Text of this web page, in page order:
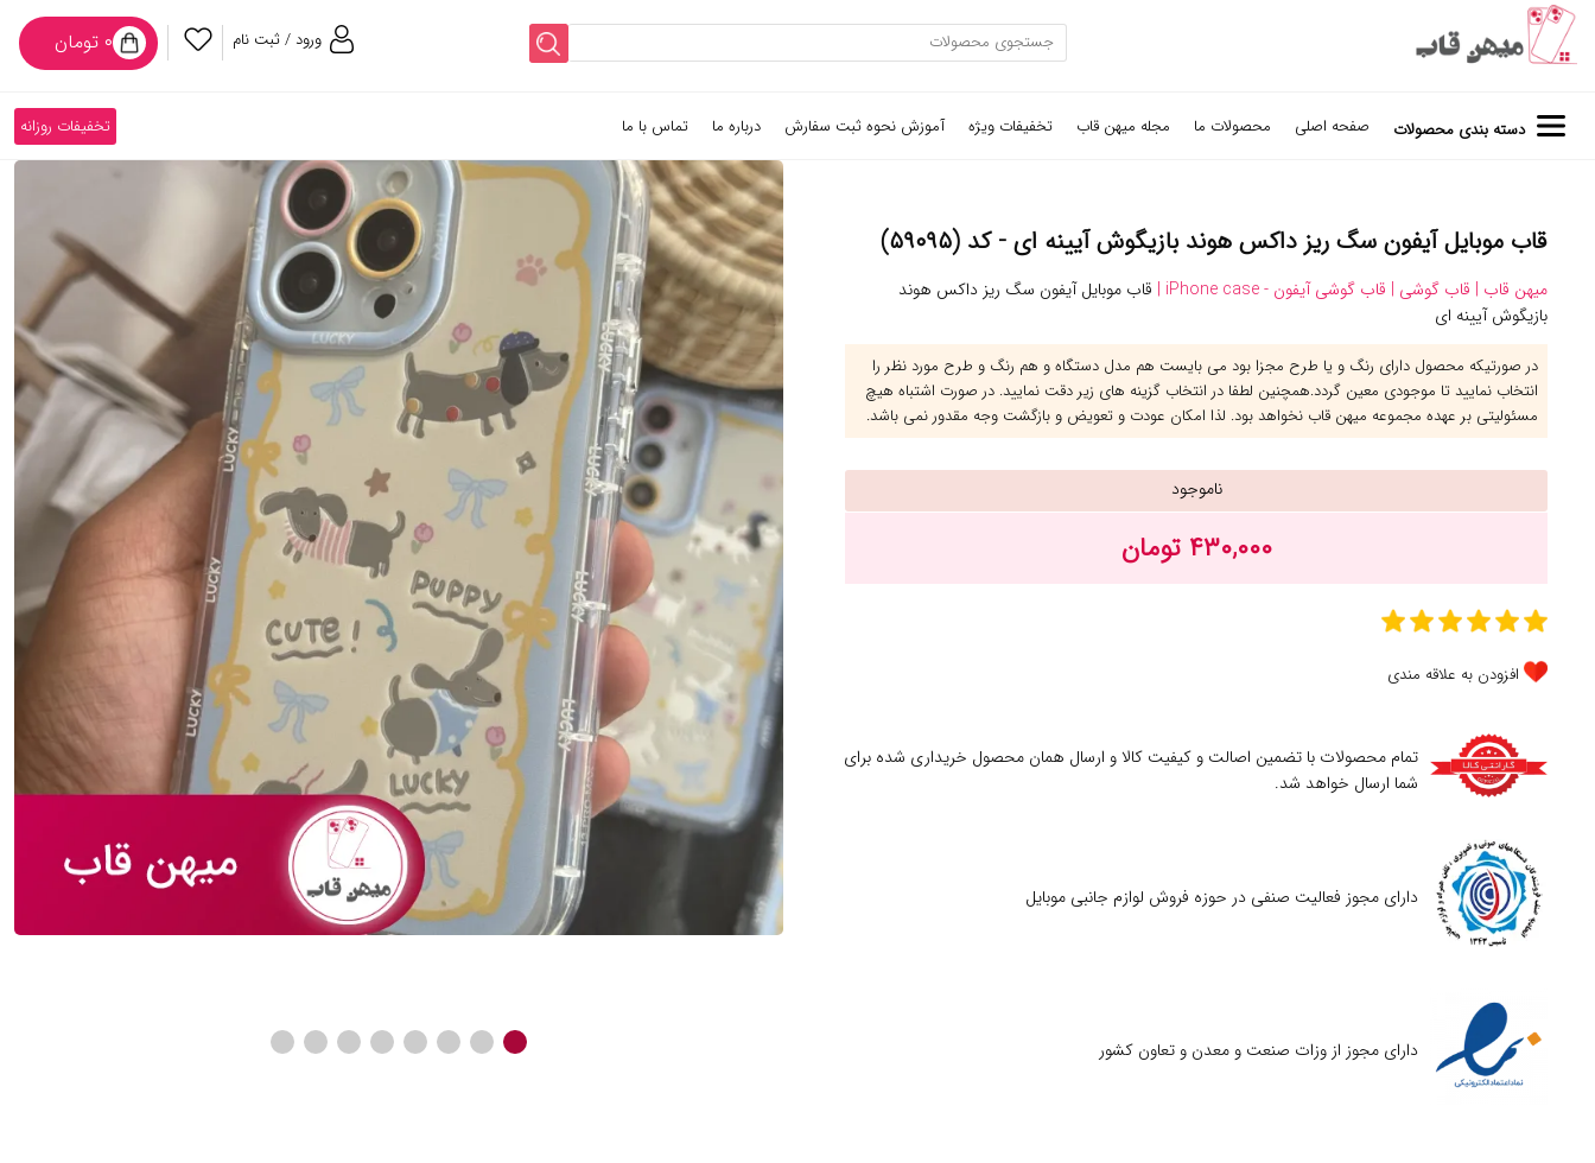
ورود / ثبت نام ۰ تومان
دسته بندی محصولات صفحه اصلی محصولات ما مجله میهن قاب تخفیفات ویژه آموزش نحوه ثبت سفارش درباره ما تماس با ما تخفیفات روزانه
قاب موبایل آیفون سگ ریز داکس هوند بازیگوش آیینه ای - کد (۵۹۰۹۵)
میهن قاب | قاب گوشی | قاب گوشی آیفون - iPhone case |
قاب موبایل آیفون سگ ریز داکس هوند
بازیگوش آیینه ای
در صورتیکه محصول دارای رنگ و یا طرح مجزا بود می بایست هم مدل دستگاه و هم رنگ و طرح مورد نظر را
انتخاب نمایید تا موجودی معین گردد.همچنین لطفا در انتخاب گزینه های زیر دقت نمایید. در صورت اشتباه هیچ
مسئولیتی بر عهده مجموعه میهن قاب نخواهد بود. لذا امکان عودت و تعویض و بازگشت وجه مقدور نمی باشد.
ناموجود
۴۳۰,۰۰۰ تومان
افزودن به علاقه مندی
تمام محصولات با تضمین اصالت و کیفیت کالا و ارسال همان محصول خریداری شده برای
شما ارسال خواهد شد.
دارای مجوز فعالیت صنفی در حوزه فروش لوازم جانبی موبایل
دارای مجوز از وزات صنعت و معدن و تعاون کشور